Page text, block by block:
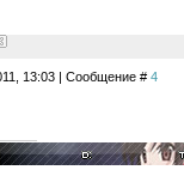
13:03 | Сообщение # 4